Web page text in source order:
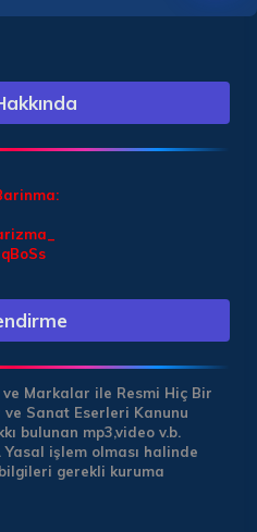
ve Markalar ile Resmi Hiç Bir
ve Sanat Eserleri Kanunu
bulunan mp3,video v.b.
Yasal işlem olması halinde
gerekli kuruma